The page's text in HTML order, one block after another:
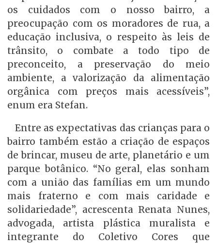
os cuidados com o nosso bairro, a
preocupação com os moradores de rua, a
educação inclusiva, o respeito às leis de
trânsito, o combate a todo tipo de
preconceito, a preservação do meio
ambiente, a valorização da alimentação
orgânica com preços mais acessíveis”,
enum era Stefan.
Entre as expectativas das crianças para o
bairro também estão a criação de espaços
de brincar, museu de arte, planetário e um
parque botânico. “No geral, elas sonham
com a união das famílias em um mundo
mais fraterno e com mais caridade e
solidariedade”, acrescenta Renata Nunes,
advogada, artista plástica muralista e
integrante do Coletivo Cores que